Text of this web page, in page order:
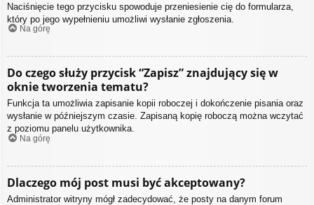
Naciśnięcie tego przycisku spowoduje przeniesienie cię do formularza,
który po jego wypełnieniu umożliwi wysłanie zgłoszenia.
Na górę
Do czego służy przycisk “Zapisz” znajdujący się w
oknie tworzenia tematu?
Funkcja ta umożliwia zapisanie kopii roboczej i dokończenie pisania oraz
wysłanie w późniejszym czasie. Zapisaną kopię roboczą można wczytać
z poziomu panelu użytkownika.
Na górę
Dlaczego mój post musi być akceptowany?
Administrator witryny mógł zadecydować, że posty na danym forum